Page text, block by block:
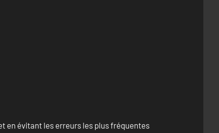
en évitant les erreurs les plus fréquentes